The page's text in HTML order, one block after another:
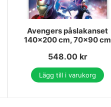
Avengers påslakanset
140x200 cm, 70x90 cm
548.00 kr
Lägg till i varukorg